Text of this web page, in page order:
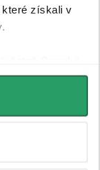
které získali v